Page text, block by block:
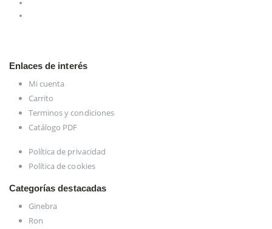
Enlaces de interés
Mi cuenta
Carrito
Terminos y condiciones
Catálogo PDF
Política de privacidad
Política de cookies
Categorías destacadas
Ginebra
Ron